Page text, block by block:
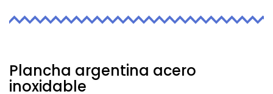
Plancha argentina acero
inoxidable